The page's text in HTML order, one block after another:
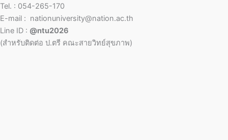
Tel. : 054-265-170
E-mail : nationuniversity@nation.ac.th
Line ID : @ntu2026
(สำหรับติดต่อ ป.ตรี คณะสายวิทย์สุขภาพ)